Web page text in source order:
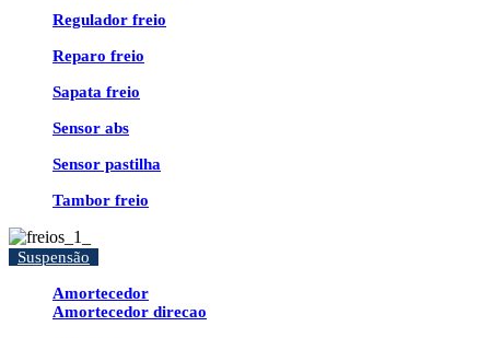
Regulador freio
Reparo freio
Sapata freio
Sensor abs
Sensor pastilha
Tambor freio
Suspensão
Amortecedor
Amortecedor direcao